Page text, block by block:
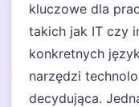
kluczowe dla
takich jak IT czy
konkretnych
narzędzi
decydująca.